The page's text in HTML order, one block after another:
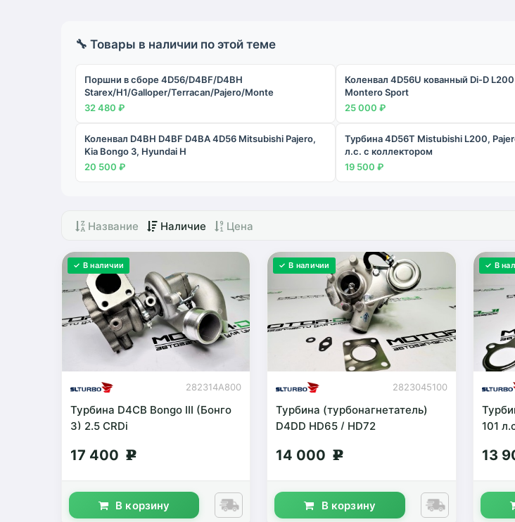
🔧 Товары в наличии по этой теме
Поршни в сборе 4D56/D4BF/D4BH
Starex/H1/Galloper/Terracan/Pajero/Monte
32 480 ₽
Коленвал 4D56U кованный Di-D
Mоntero Sрort
25 000 ₽
Коленвал D4BH D4BF D4BA 4D56 Mitsubishi Pajero,
Kia Bongo 3, Hyundai H
20 500 ₽
Турбина 4D56T Mistubishi L200,
л.с. с коллектором
19 500 ₽
Название Наличие Цена
✓ В наличии
282314A800
Турбина D4CB Bongo III (Бонго
3) 2.5 CRDi
17 400 g
В корзину
✓ В наличии
2823045100
Турбина (турбонагнетатель)
D4DD HD65 / HD72
14 000 g
В корзину
✓ В
101
13